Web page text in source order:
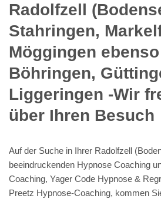
Radolfzell
Stahringen,
Möggingen
Böhringen,
Liggeringen -Wir
über Ihren Besuch
Auf der Suche in Ihrer Radolfzell
beeindruckenden Hypnose Coaching
Coaching, Yager Code Hypnose &
Preetz Hypnose-Coaching, kommen